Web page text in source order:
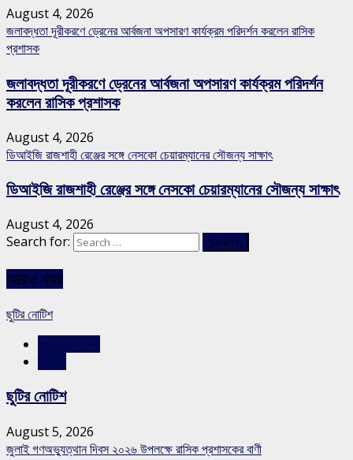
August 4, 2026
জলাবদ্ধতা দূরীকরণে ড্রেনের আর্বজনা অপসারণ কার্যক্রম পরিদর্শন করলেন রাসিক
প্রশাসক
জলাবদ্ধতা দূরীকরণে ড্রেনের আর্বজনা অপসারণ কার্যক্রম পরিদর্শন
করলেন রাসিক প্রশাসক
August 4, 2026
ডিআইজি রাজশাহী রেঞ্জের সঙ্গে নেসকো চেয়ারম্যানের সৌজন্য সাক্ষাৎ
ডিআইজি রাজশাহী রেঞ্জের সঙ্গে নেসকো চেয়ারম্যানের সৌজন্য সাক্ষাৎ
August 4, 2026
Search for:
আরও খবর
ছুটির নোটিশ
ছুটির নোটিশ
August 5, 2026
জুলাই গণঅভ্যুত্থান দিবস ২০২৬ উপলক্ষে রাসিক প্রশাসকের বাণী